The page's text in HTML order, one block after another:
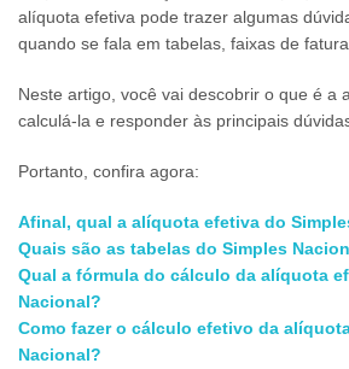
alíquota efetiva pode trazer algumas
quando se fala em tabelas, faixas de
Neste artigo, você vai descobrir o que é a
calculá-la e responder às principais
Portanto, confira agora:
Afinal, qual a alíquota efetiva do
Quais são as tabelas do Simples
Qual a fórmula do cálculo da alíquota
Nacional?
Como fazer o cálculo efetivo da
Nacional?